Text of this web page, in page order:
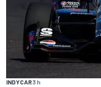
INDYCAR3 h